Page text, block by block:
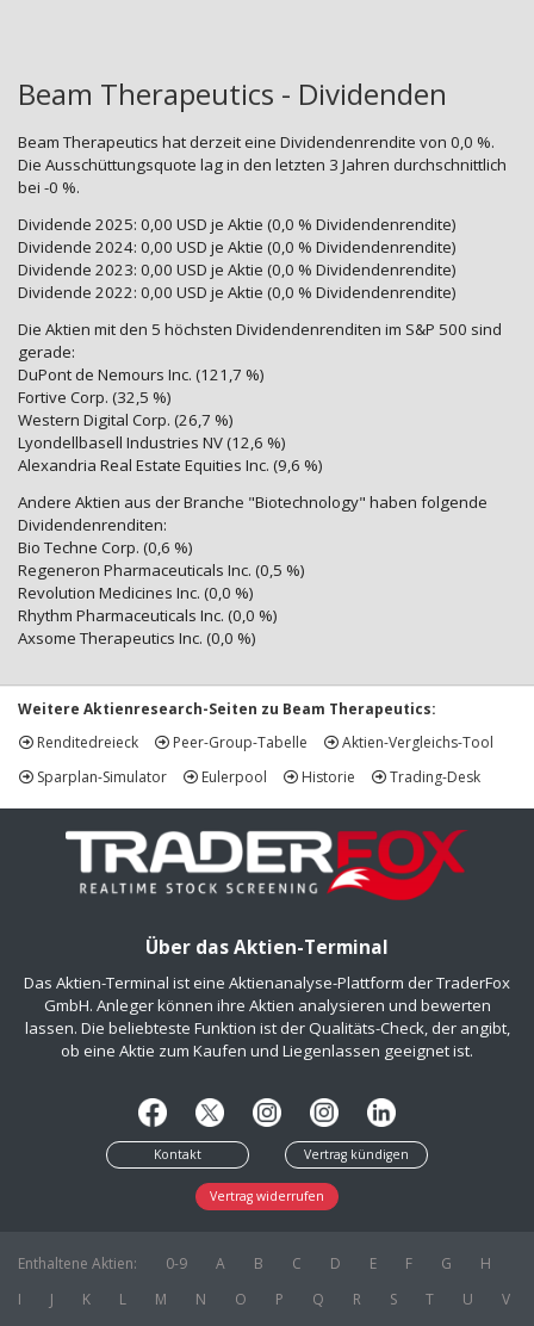
Beam Therapeutics - Dividenden
Beam Therapeutics hat derzeit eine Dividendenrendite von 0,0 %.
Die Ausschüttungsquote lag in den letzten 3 Jahren durchschnittlich
bei -0 %.
Dividende 2025: 0,00 USD je Aktie (0,0 % Dividendenrendite)
Dividende 2024: 0,00 USD je Aktie (0,0 % Dividendenrendite)
Dividende 2023: 0,00 USD je Aktie (0,0 % Dividendenrendite)
Dividende 2022: 0,00 USD je Aktie (0,0 % Dividendenrendite)
Die Aktien mit den 5 höchsten Dividendenrenditen im S&P 500 sind
gerade:
DuPont de Nemours Inc. (121,7 %)
Fortive Corp. (32,5 %)
Western Digital Corp. (26,7 %)
Lyondellbasell Industries NV (12,6 %)
Alexandria Real Estate Equities Inc. (9,6 %)
Andere Aktien aus der Branche "Biotechnology" haben folgende
Dividendenrenditen:
Bio Techne Corp. (0,6 %)
Regeneron Pharmaceuticals Inc. (0,5 %)
Revolution Medicines Inc. (0,0 %)
Rhythm Pharmaceuticals Inc. (0,0 %)
Axsome Therapeutics Inc. (0,0 %)
Weitere Aktienresearch-Seiten zu Beam Therapeutics:
Renditedreieck
Peer-Group-Tabelle
Aktien-Vergleichs-Tool
Sparplan-Simulator
Eulerpool Historie Trading-Desk
Über das Aktien-Terminal
Das Aktien-Terminal ist eine Aktienanalyse-Plattform der TraderFox
GmbH. Anleger können ihre Aktien analysieren und bewerten
lassen. Die beliebteste Funktion ist der Qualitäts-Check, der angibt,
ob eine Aktie zum Kaufen und Liegenlassen geeignet ist.
Kontakt Vertrag kündigen
Vertrag widerrufen
Enthaltene Aktien: 0-9 A B C D E F G
H
I
J K L M N O P Q R S T U
V